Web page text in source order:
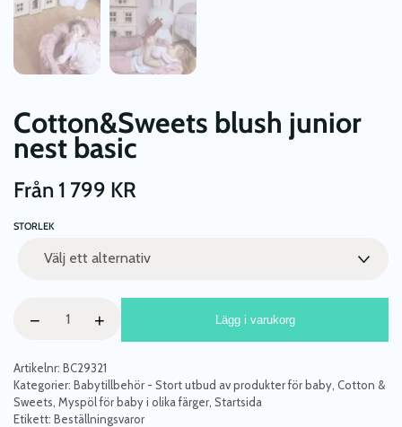
Cotton&Sweets blush junior
nest basic
Från 1 799 KR
STORLEK
blush
nest
basic
mängd
− + Lägg i varukorg
Artikelnr: BC29321
Kategorier: Babytillbehör - Stort utbud av produkter för baby Cotton &
Sweets Myspöl för baby i olika färger Startsida
Etikett: Beställningsvaror